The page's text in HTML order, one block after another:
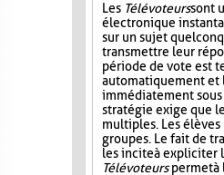
Les Télévoteurssont
électronique
sur un sujet
transmettre leur
période de vote est
automatiquement et
immédiatement
stratégie exige que
multiples. Les
groupes. Le fait de
les incite à expliciter
Télévoteurspermet à